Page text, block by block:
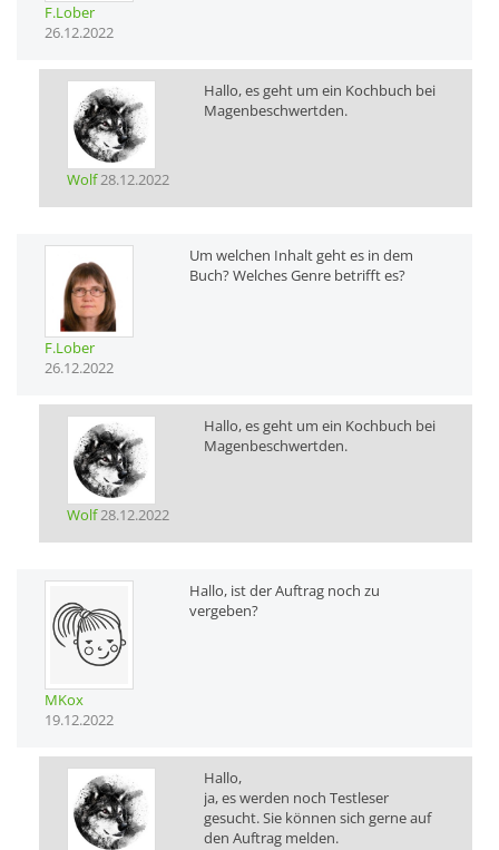
F.Lober
26.12.2022
Wolf 28.12.2022
Hallo, es geht um ein Kochbuch bei
Magenbeschwertden.
F.Lober
26.12.2022
Um welchen Inhalt geht es in dem
Buch? Welches Genre betrifft es?
Wolf28.12.2022
Hallo, es geht um ein Kochbuch bei
Magenbeschwertden.
MKox
19.12.2022
Hallo, ist der Auftrag noch zu
vergeben?
Hallo,
ja, es werden noch Testleser
gesucht. Sie können sich gerne auf
den Auftrag melden.